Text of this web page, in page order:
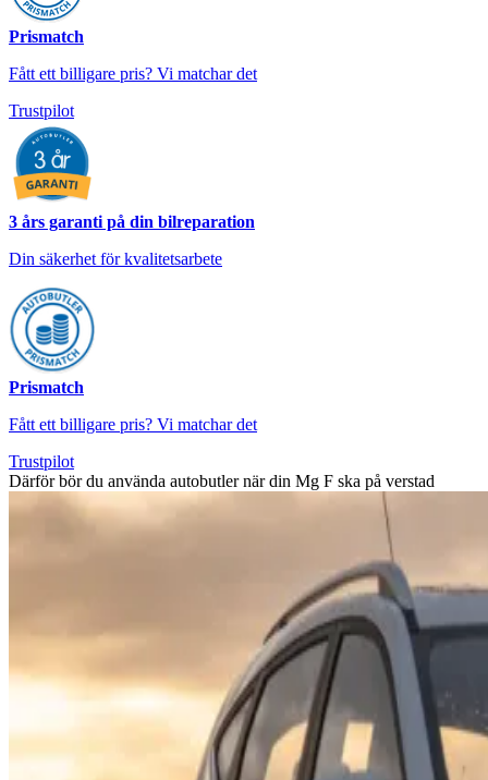
Prismatch
Fått ett billigare pris? Vi matchar det
Trustpilot
3 års garanti på din bilreparation
Din säkerhet för kvalitetsarbete
Prismatch
Fått ett billigare pris? Vi matchar det
Trustpilot
Därför bör du använda autobutler när din Mg F ska på verstad